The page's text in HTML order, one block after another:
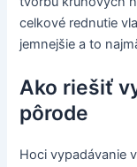
celkové rednutie
jemnejšie a to
Ako riešiť
pôrode
Hoci vypadávanie